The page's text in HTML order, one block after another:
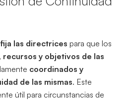
fija las directrices para que los
y objetivos de las
coordinados y
de las mismas. Este
útil para circunstancias de